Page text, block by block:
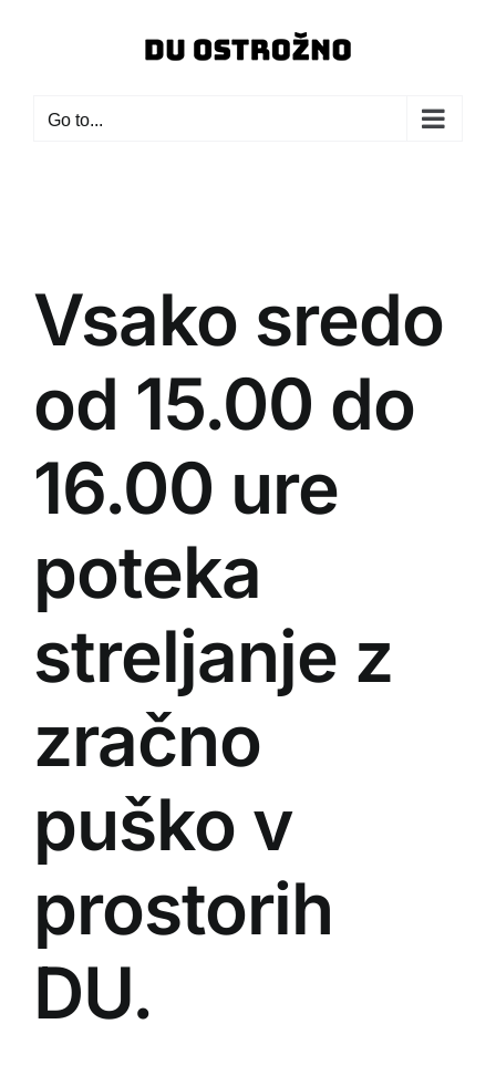
Go to...
Vsako sredo
od 15.00 do
16.00 ure
poteka
streljanje z
zračno
puško v
prostorih
DU.